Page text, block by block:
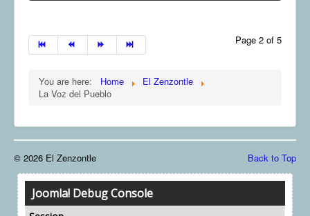
Page 2 of 5
You are here: Home
El Zenzontle
La Voz del Pueblo
Back to Top
© 2026 El Zenzontle
Joomla! Debug Console